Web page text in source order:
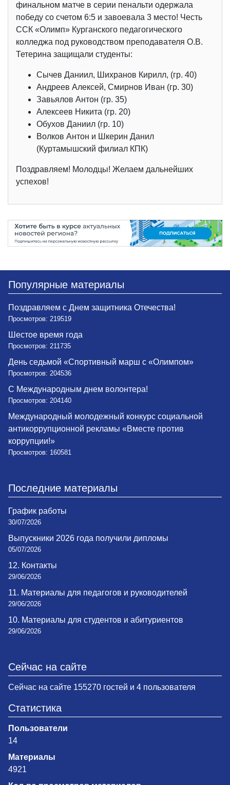
финальном матче в серии пенальти одержала
победу со счетом 6:5 и завоевала 3 место! Честь
ССК «Олимп» Курганского педагогического
колледжа под руководством преподавателя О.В.
Тетерина защищали студенты:
Сычев Даниил, Шихранов Кирилл, (гр. 40)
Андреев Алексей, Смирнов Иван (гр. 30)
Завьялов Антон (гр. 35)
Алексеев Никита (гр. 20)
Обухов Даниил (гр. 10)
Волков Антон и Шкерин Данил
(Куртамышский филиал КПК)
Поздравляем! Молодцы! Желаем дальнейших
успехов!
Популярные материалы
Поздравляем с Днем защитника Отечества!
Просмотров: 219519
Шестое время года
Просмотров: 211735
День седьмой «Спортивный марш с «Олимпом»
Просмотров: 204536
С Международным днем волонтера!
Просмотров: 204140
Международный молодежный конкурс социальной
антикоррупционной рекламы «Вместе против
коррупции!»
Просмотров: 160581
Последние материалы
График работы
30/07/2026
Выпускники 2026 года получили дипломы
05/07/2026
12. Контакты
29/06/2026
11. Материалы для педагогов и руководителей
29/06/2026
10. Материалы для студентов и абитуриентов
29/06/2026
Сейчас на сайте
Сейчас на сайте 155270 гостей и 4 пользователя
Статистика
Пользователи
14
Материалы
4921